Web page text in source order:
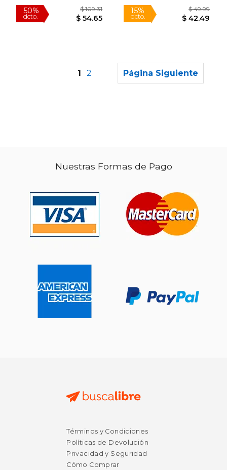
$ 11.04 dcto.
1 2 Página Siguiente
Nuestras Formas de Pago
Términos y Condiciones
Políticas de Devolución
Privacidad y Seguridad
Cómo Comprar